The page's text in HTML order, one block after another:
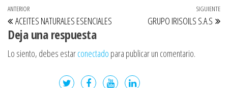
Navegación de entradas
Entrada anterior
ANTERIOR
ACEITES NATURALES ESENCIALES
SIGUIENTE
GRUPO IRISOILS S.A.S
Deja una respuesta
Lo siento, debes estarconectado para publicar un comentario.